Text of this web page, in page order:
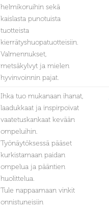
helmikoruihin sekä
kaislasta punotuista
tuotteista
kierrätyshuopatuotteisiin.
Valmennukset,
metsäkylvyt ja mielen
hyvinvoinnin pajat.
Ihka tuo mukanaan ihanat,
laadukkaat ja inspirpoivat
vaatetuskankaat kevään
ompeluihin.
Työnäytöksessä pääset
kurkistamaan paidan
ompelua ja pääntien
huolittelua.
Tule nappaamaan vinkit
onnistuneisiin